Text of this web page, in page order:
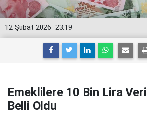
23:19
12 Şubat 2026
Emeklilere 10 Bin Lira
Belli Oldu